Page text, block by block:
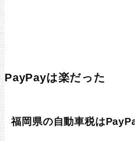
PayPayは楽だった
福岡県の自動車税は